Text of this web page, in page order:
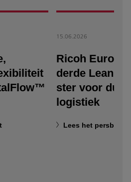
15.06.2026
Ricoh Europe
derde Lean &
ster voor
logistiek
Lees het